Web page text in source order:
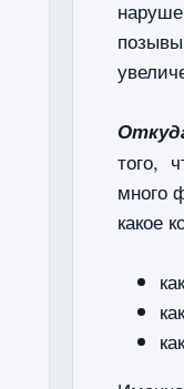
того,
много
какое